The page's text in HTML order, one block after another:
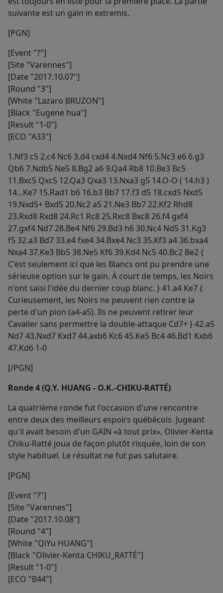
suivante est un gain in extremis.
[PGN]
[Event "?"]
[Site "Varennes"]
[Date "2017.10.07"]
[Round "3"]
[White "Lazaro BRUZON"]
[Black "Eugene hua"]
[Result "1-0"]
[ECO "A33"]
1.Nf3 c5 2.c4 Nc6 3.d4 cxd4 4.Nxd4 Nf6 5.Nc3 e6 6.g3
Qb6 7.Ndb5 Ne5 8.Bg2 a6 9.Qa4 Rb8 10.Be3 Bc5
11.Bxc5 Qxc5 12.Qa3 Qxa3 13.Nxa3 g5 14.O-O ( 14.h3 )
14...Ke7 15.Rad1 b6 16.b3 Bb7 17.f3 d5 18.cxd5 Nxd5
19.Nxd5+ Bxd5 20.Nc2 a5 21.Ne3 Bb7 22.Kf2 Rhd8
23.Rxd8 Rxd8 24.Rc1 Rc8 25.Rxc8 Bxc8 26.f4 gxf4
27.gxf4 Nd7 28.Be4 Nf6 29.Bd3 h6 30.Nc4 Nd5 31.Kg3
f5 32.a3 Bd7 33.e4 fxe4 34.Bxe4 Nc3 35.Kf3 a4 36.bxa4
Nxa4 37.Ke3 Bb5 38.Ne5 Kf6 39.Kd4 Nc5 40.Bc2 Be2 {
C'est seulement ici que les Blancs ont pu prendre une
sérieuse option sur le gain. À court de temps, les Noirs
n'ont saisi l'idée du dernier coup blanc. } 41.a4 Ke7 {
Curieusement, les Noirs ne peuvent rien contre la
perte d'un pion (a4-a5). Ils ne peuvent retirer leur
Cavalier sans permettre la double-attaque Cd7+ } 42.a5
Nd7 43.Nxd7 Kxd7 44.axb6 Kc6 45.Ke5 Bc4 46.Bd1 Kxb6
47.Kd6 1-0
[/PGN]
Ronde 4 (Q.Y. HUANG - O.K.-CHIKU-RATTÉ)
La quatrième ronde fut l'occasion d'une rencontre
entre deux des meilleurs espoirs québécois. Jugeant
qu'il avait besoin d'un GAIN «à tout prix», Olivier-Kenta
Chiku-Ratté joua de façon plutôt risquée, loin de son
style habituel. Le résultat ne fut pas salutaire.
[PGN]
[Event "?"]
[Site "Varennes"]
[Date "2017.10.08"]
[Round "4"]
[White "QiYu HUANG"]
[Black "Olivier-Kenta CHIKU_RATTÉ"]
[Result "1-0"]
[ECO "B44"]